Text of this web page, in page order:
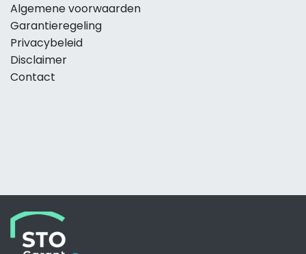
Algemene voorwaarden
Garantieregeling
Privacybeleid
Disclaimer
Contact